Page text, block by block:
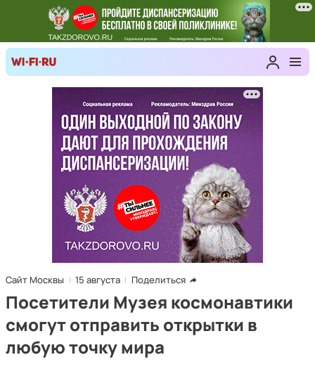
Сайт Москвы 15 августа Поделиться
Посетители Музея космонавтики
смогут отправить открытки в
любую точку мира